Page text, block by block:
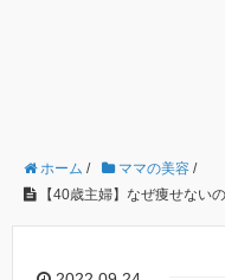
ホーム / ママの美容 /
【40歳主婦】なぜ痩せない